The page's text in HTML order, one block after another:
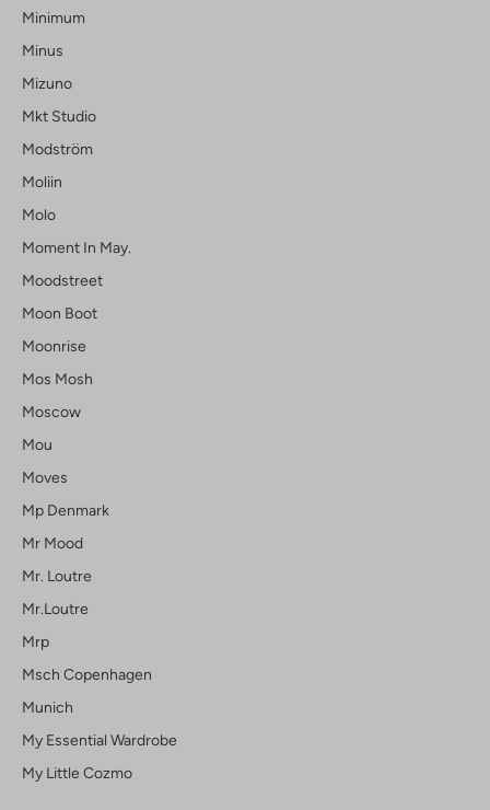
Minimum
Minus
Mizuno
Mkt Studio
Modström
Moliin
Molo
Moment In May.
Moodstreet
Moon Boot
Moonrise
Mos Mosh
Moscow
Mou
Moves
Mp Denmark
Mr Mood
Mr. Loutre
Mr.loutre
Mrp
Msch Copenhagen
Munich
My Essential Wardrobe
My Little Cozmo